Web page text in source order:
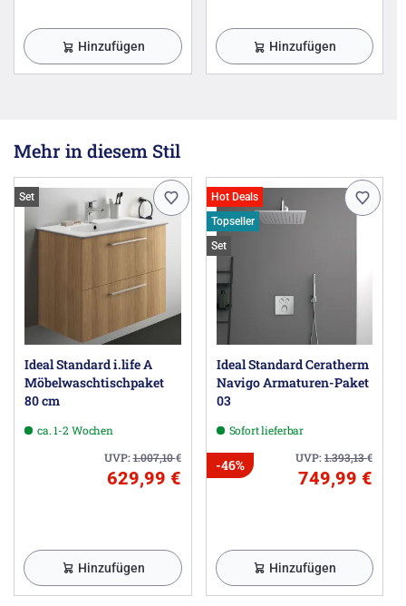
Hinzufügen Hinzufügen
Mehr in diesem Stil
Set
Ideal Standard i.life A
Möbelwaschtischpaket
80 cm
ca. 1-2 Wochen
UVP:1.007,10€
629,99 €
Hinzufügen
Hot Deals
Topseller
Set
Ideal Standard Ceratherm
Navigo Armaturen-Paket
03
Sofort lieferbar
UVP:1.393,13€
-46%
749,99 €
Hinzufügen